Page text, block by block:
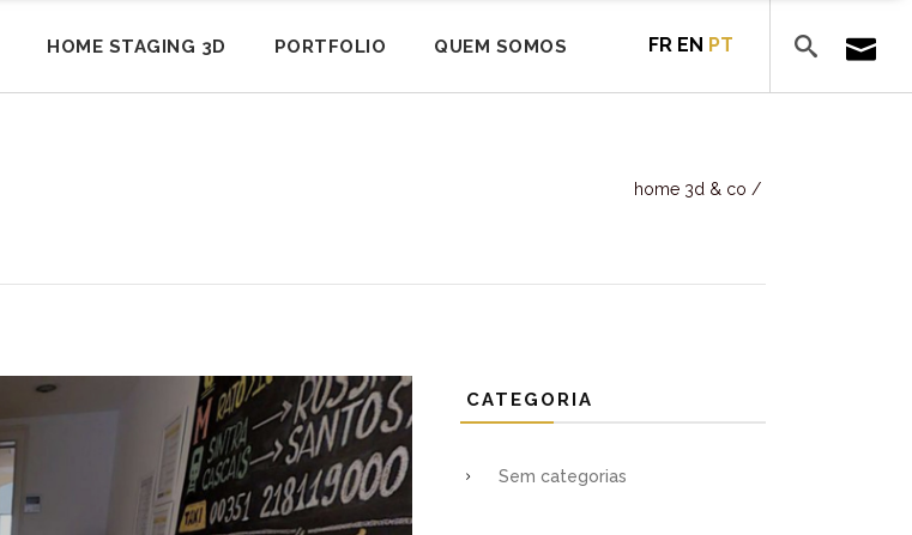
HOME STAGING 3D PORTFOLIO QUEM SOMOS FR EN PT
home 3d & co /
CATEGORIA
Sem categorias